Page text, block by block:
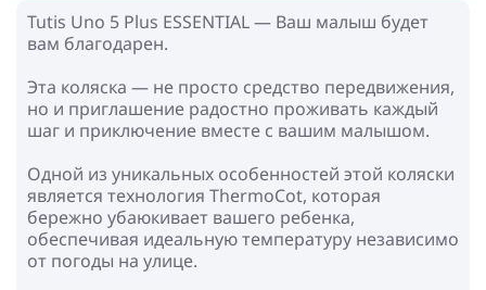
Tutis Uno 5 Plus ESSENTIAL — Ваш малыш будет
вам благодарен.
Эта коляска — не просто средство передвижения,
но и приглашение радостно проживать каждый
шаг и приключение вместе с вашим малышом.
Одной из уникальных особенностей этой коляски
является технология ThermoCot, которая
бережно убаюкивает вашего ребенка,
обеспечивая идеальную температуру независимо
от погоды на улице.